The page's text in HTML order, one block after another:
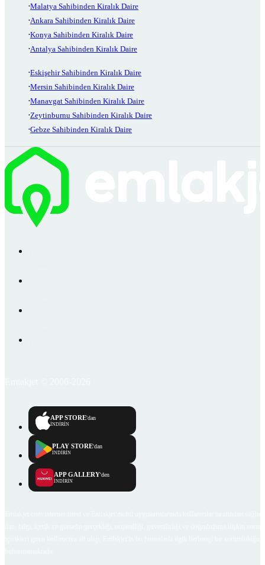
Malatya Sahibinden Kiralık Daire
Ankara Sahibinden Kiralık Daire
Konya Sahibinden Kiralık Daire
Antalya Sahibinden Kiralık Daire
Eskişehir Sahibinden Kiralık Daire
Mersin Sahibinden Kiralık Daire
Manavgat Sahibinden Kiralık Daire
Zeytinburnu Sahibinden Kiralık Daire
Gebze Sahibinden Kiralık Daire
APP STORE'dan
İNDİRİN
PLAY STORE'dan
İNDİRİN
APP GALLERY'den
İNDİRİN